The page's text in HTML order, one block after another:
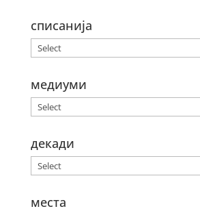
списанија
медиуми
декади
места